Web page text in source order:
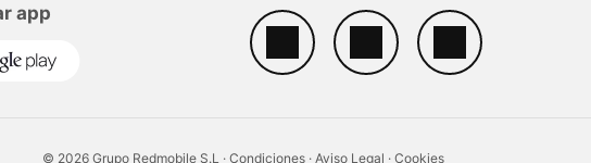
app
© 2026 Grupo Redmobile S.L · Condiciones · Aviso Legal · Cookies